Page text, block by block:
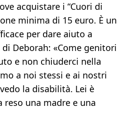
acquistare i “Cuori di
minima di 15 euro. È un
per dare aiuto a
Deborah: «Come genitori
e non chiuderci nella
a noi stessi e ai nostri
la disabilità. Lei è
una madre e una